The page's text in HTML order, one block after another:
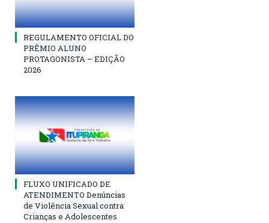
REGULAMENTO OFICIAL DO
PRÊMIO ALUNO
PROTAGONISTA – EDIÇÃO
2026
FLUXO UNIFICADO DE
ATENDIMENTO Denúncias
de Violência Sexual contra
Crianças e Adolescentes